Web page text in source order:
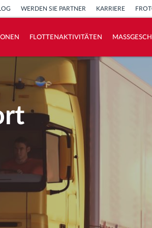
WERDEN SIE PARTNER KARRIERE
FLOTTENAKTIVITÄTEN
How we solve each fleet activity
Ersparnis Rechner